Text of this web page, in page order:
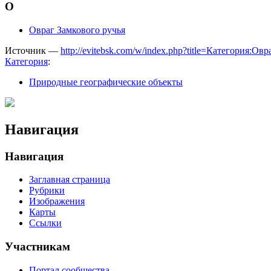
О
Овраг Замкового ручья
Источник — http://evitebsk.com/w/
Категория:
Природные географические объекты
Навигация
Навигация
Заглавная страница
Рубрики
Изображения
Карты
Ссылки
Участникам